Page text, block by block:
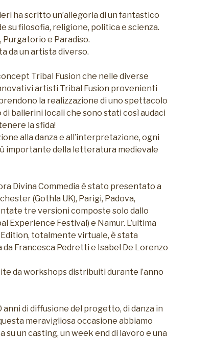
ha scritto un’allegoria di un fantastico
su filosofia, religione, politica e scienza.
e Paradiso.
da un artista diverso.
Tribal Fusion che nelle diverse
artisti Tribal Fusion provenienti
la realizzazione di uno spettacolo
ballerini locali che sono stati così audaci
la sfida!
alla danza e all’interpretazione, ogni
importante della letteratura medievale
Divina Commedia è stato presentato a
(Gothla UK), Parigi, Padova,
tre versioni composte solo dallo
Experience Festival) e Namur. L’ultima
Edition, totalmente virtuale, è stata
Francesca Pedretti e Isabel De Lorenzo
da workshops distribuiti durante l’anno
di diffusione del progetto, di danza in
meravigliosa occasione abbiamo
un casting, un week end di lavoro e una